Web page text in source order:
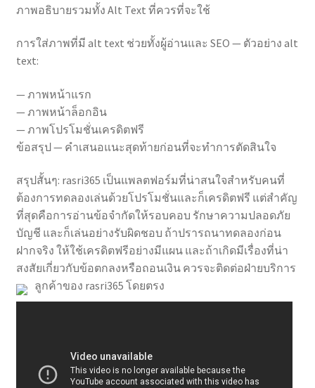
ภาพอธิบายรวมทั้ง Alt Text ที่ควรที่จะใช้
การใส่ภาพที่มี alt text ช่วยทั้งผู้อ่านและ SEO — ตัวอย่าง alt
text:
— ภาพหน้าแรก
— ภาพหน้าล็อกอิน
— ภาพโปรโมชั่นเครดิตฟรี
ข้อสรุป — คำเสนอแนะสุดท้ายก่อนที่จะทำการตัดสินใจ
สรุปสั้นๆ: rasri365 เป็นแพลตฟอร์มที่น่าสนใจสำหรับคนที่
ต้องการทดลองเล่นด้วยโปรโมชั่นและก็เครดิตฟรี แต่สำคัญ
ที่สุดคือการอ่านข้อจำกัดให้รอบคอบ รักษาความปลอดภัย
บัญชี และก็เล่นอย่างรับผิดชอบ ถ้าปรารถนาทดลองก่อน
ฝากจริง ให้ใช้เครดิตฟรีอย่างมีแผน และถ้าเกิดมีเรื่องที่น่า
สงสัยเกี่ยวกับข้อตกลงหรือถอนเงิน ควรจะติดต่อฝ่ายบริการ
ลูกค้าของ rasri365 โดยตรง